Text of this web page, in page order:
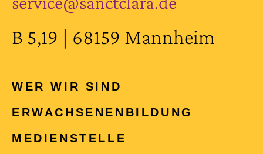
B 5,19 | 68159 Mannheim
WER WIR SIND
ERWACHSENEN­BILDUNG
MEDIENSTELLE